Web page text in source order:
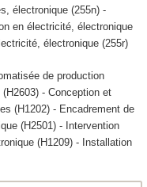
électronique (255n) -
en électricité, électronique
électronique (255r)
de production
- Conception et
(H1202) - Encadrement de
(H2501) - Intervention
(H1209) - Installation